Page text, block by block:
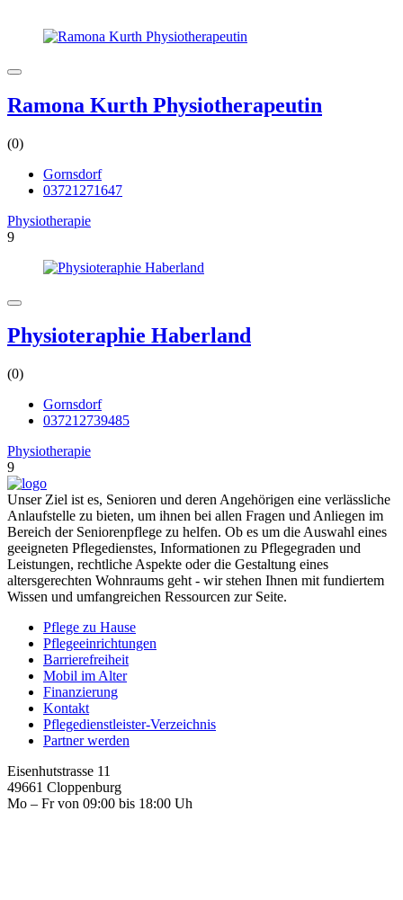
Ramona Kurth Physiotherapeutin
(0)
Gornsdorf
03721271647
Physiotherapie
9
Physioteraphie Haberland
(0)
Gornsdorf
037212739485
Physiotherapie
9
Unser Ziel ist es, Senioren und deren Angehörigen eine verlässliche
Anlaufstelle zu bieten, um ihnen bei allen Fragen und Anliegen im
Bereich der Seniorenpflege zu helfen. Ob es um die Auswahl eines
geeigneten Pflegedienstes, Informationen zu Pflegegraden und
Leistungen, rechtliche Aspekte oder die Gestaltung eines
altersgerechten Wohnraums geht - wir stehen Ihnen mit fundiertem
Wissen und umfangreichen Ressourcen zur Seite.
Pflege zu Hause
Pflegeeinrichtungen
Barrierefreiheit
Mobil im Alter
Finanzierung
Kontakt
Pflegedienstleister-Verzeichnis
Partner werden
Eisenhutstrasse 11
49661 Cloppenburg
Mo – Fr von 09:00 bis 18:00 Uh